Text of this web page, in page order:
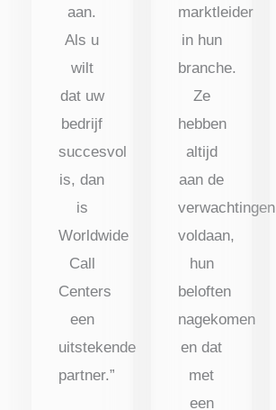
aan.
Als u
wilt
dat uw
bedrijf
succesvol
is, dan
is
Worldwide
Call
Centers
een
uitstekende
partner.”
marktleider
in hun
branche.
Ze
hebben
altijd
aan de
verwachtingen
voldaan,
hun
beloften
nagekomen
en dat
met
een